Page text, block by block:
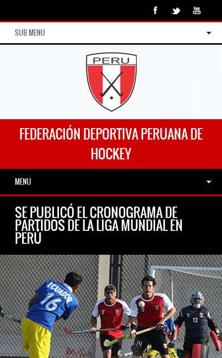
SUB MENU
FEDERACIÓN DEPORTIVA PERUANA DE
HOCKEY
MENU
SE PUBLICÓ EL CRONOGRAMA DE
PARTIDOS DE LA LIGA MUNDIAL EN
PERÚ